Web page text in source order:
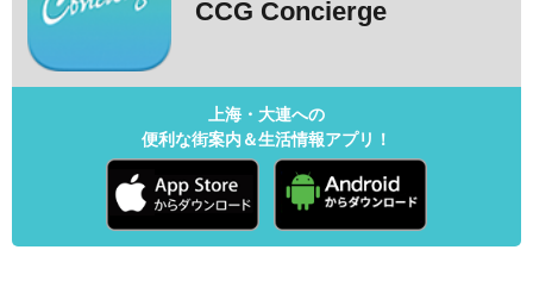
CCG Concierge
上海・大連への
便利な街案内＆生活情報アプリ！